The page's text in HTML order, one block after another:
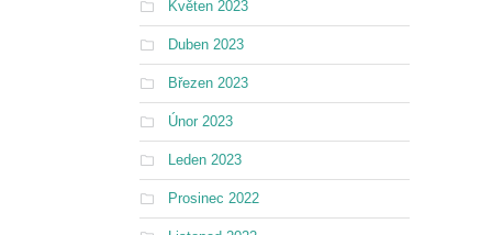
Květen 2023
Duben 2023
Březen 2023
Únor 2023
Leden 2023
Prosinec 2022